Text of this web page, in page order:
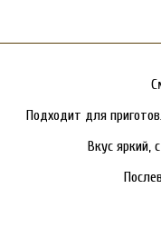
Подходит для
Вкус яркий,